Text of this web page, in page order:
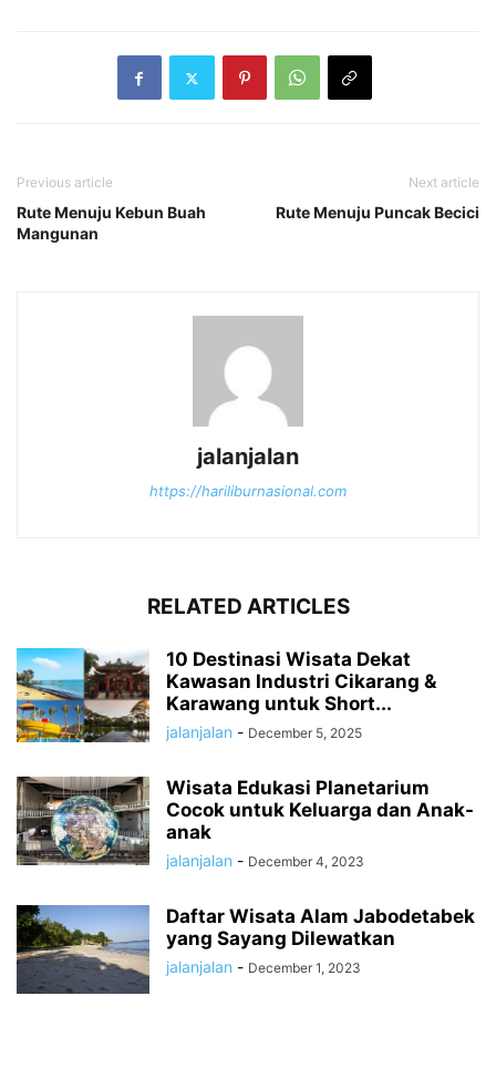
Previous article
Rute Menuju Kebun Buah
Mangunan
Next article
Rute Menuju Puncak Becici
jalanjalan
https://hariliburnasional.com
RELATED ARTICLES
10 Destinasi Wisata Dekat
Kawasan Industri Cikarang &
Karawang untuk Short...
jalanjalan - December 5, 2025
Wisata Edukasi Planetarium
Cocok untuk Keluarga dan Anak-
anak
jalanjalan - December 4, 2023
Daftar Wisata Alam Jabodetabek
yang Sayang Dilewatkan
jalanjalan - December 1, 2023